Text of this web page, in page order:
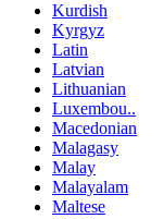
Kurdish
Kyrgyz
Latin
Latvian
Lithuanian
Luxembou..
Macedonian
Malagasy
Malay
Malayalam
Maltese